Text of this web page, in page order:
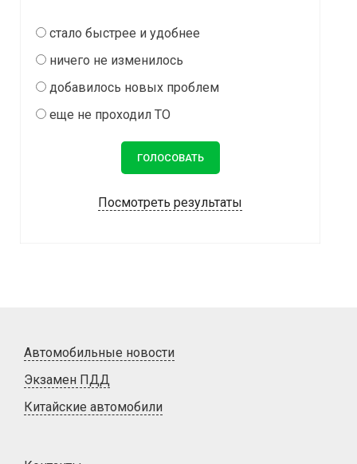
стало быстрее и удобнее
ничего не изменилось
добавилось новых проблем
еще не проходил ТО
Посмотреть результаты
Автомобильные новости
Экзамен ПДД
Китайские автомобили